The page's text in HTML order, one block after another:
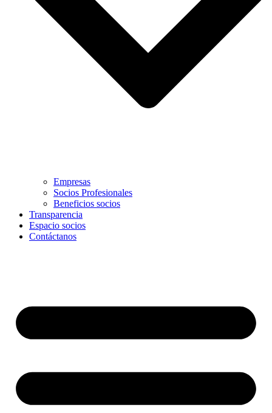
Empresas
Socios Profesionales
Beneficios socios
Transparencia
Espacio socios
Contáctanos